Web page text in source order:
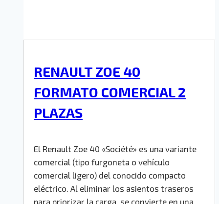
RENAULT ZOE 40
FORMATO COMERCIAL 2
PLAZAS
El Renault Zoe 40 «Société» es una variante
comercial (tipo furgoneta o vehículo
comercial ligero) del conocido compacto
eléctrico. Al eliminar los asientos traseros
para priorizar la carga, se convierte en una